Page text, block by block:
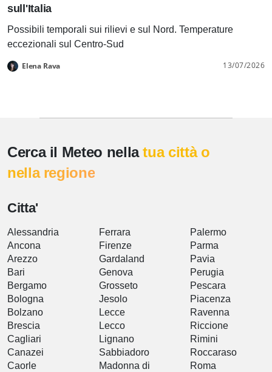
sull'Italia
Possibili temporali sui rilievi e sul Nord. Temperature
eccezionali sul Centro-Sud
Elena Rava 13/07/2026
Cerca il Meteo nellatua città o
nella regione
Citta'
Alessandria
Ancona
Arezzo
Bari
Bergamo
Bologna
Bolzano
Brescia
Cagliari
Canazei
Caorle
Ferrara
Firenze
Gardaland
Genova
Grosseto
Jesolo
Lecce
Lecco
Lignano
Sabbiadoro
Madonna di
Palermo
Parma
Pavia
Perugia
Pescara
Piacenza
Ravenna
Riccione
Rimini
Roccaraso
Roma